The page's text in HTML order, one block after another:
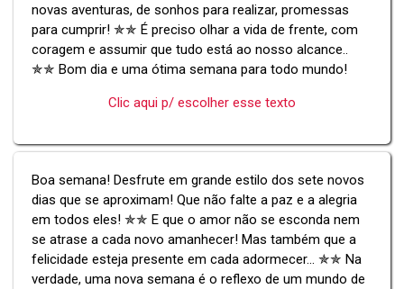
novas aventuras, de sonhos para realizar, promessas
para cumprir! ✯✯ É preciso olhar a vida de frente, com
coragem e assumir que tudo está ao nosso alcance..
✯✯ Bom dia e uma ótima semana para todo mundo!
Clic aqui p/ escolher esse texto
Boa semana! Desfrute em grande estilo dos sete novos
dias que se aproximam! Que não falte a paz e a alegria
em todos eles! ✯✯ E que o amor não se esconda nem
se atrase a cada novo amanhecer! Mas também que a
felicidade esteja presente em cada adormecer... ✯✯ Na
verdade, uma nova semana é o reflexo de um mundo de